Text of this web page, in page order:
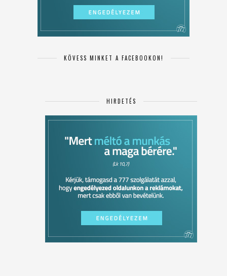
KÖVESS MINKET A FACEBOOKON!
HIRDETÉS